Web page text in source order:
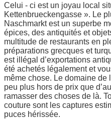
Celui - ci est un joyau local
Kettenbrueckengasse ». Le
Naschmarkt est un superbe
épices, des antiquités et
multitude de restaurants en
préparations grecques et
est illégal d’exportations
été achetés légalement et
même chose. Le domaine de
peu plus hors de prix que
ramasser des choses de là.
couture sont les captures
puces hérissée.